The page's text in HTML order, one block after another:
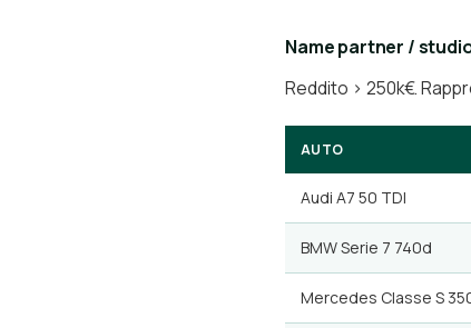
Name partner /
Reddito > 250k€.
AUTO
Audi A7 50 TDI
BMW Serie 7 740d
Mercedes Classe S